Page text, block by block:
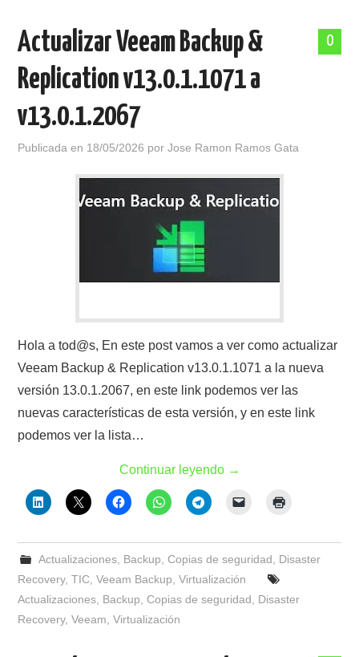
0
Actualizar Veeam Backup &
Replication v13.0.1.1071 a
v13.0.1.2067
Publicada en 18/05/2026 porJose Ramon Ramos Gata
Hola a tod@s, En este post vamos a ver como actualizar
Veeam Backup & Replication v13.0.1.1071 a la nueva
versión 13.0.1.2067, en este link podemos ver las
nuevas características de esta versión, y en este link
podemos ver la lista…
Continuar leyendo →
Actualizaciones, Backup Copias de seguridad
Disaster
Recovery,TIC ,Veeam Backup ,Virtualización
Actualizaciones Backup ,Copias de seguridad
Disaster
Recovery,Veeam ,Virtualización